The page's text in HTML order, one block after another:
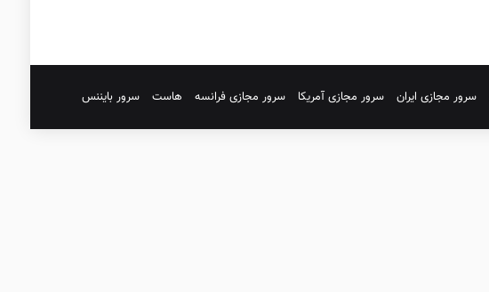
سرور مجازی ایران سرور مجازی آمریکا سرور مجازی فرانسه هاست سرور بایننس